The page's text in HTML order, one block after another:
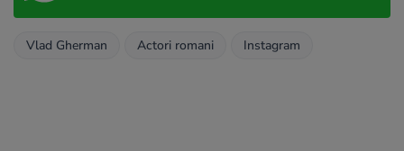
Vlad Gherman Actori romani Instagram